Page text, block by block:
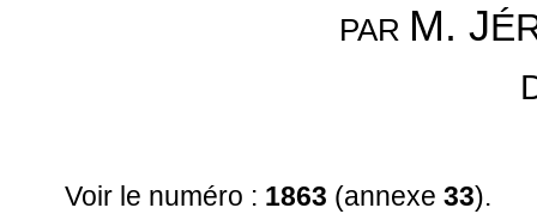
PAR M. J
Voir le numéro : 1863 (annexe 33).